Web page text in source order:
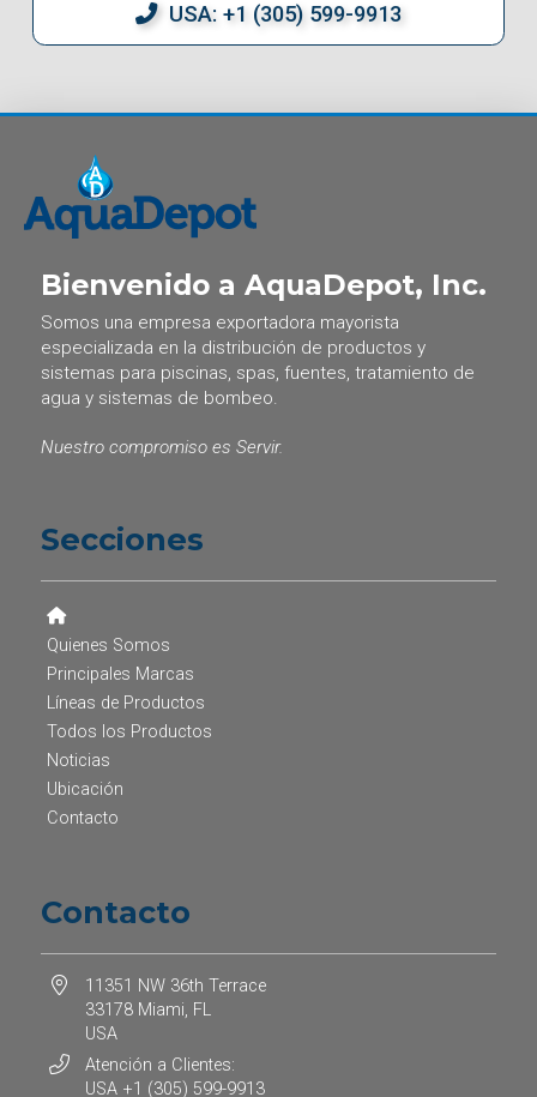
USA: +1 (305) 599-9913
Bienvenido a AquaDepot, Inc.
Somos una empresa exportadora mayorista
especializada en la distribución de productos y
sistemas para piscinas, spas, fuentes, tratamiento de
agua y sistemas de bombeo.
Nuestro compromiso es Servir.
Secciones
Quienes Somos
Principales Marcas
Líneas de Productos
Todos los Productos
Noticias
Ubicación
Contacto
Contacto
11351 NW 36th Terrace
33178 Miami, FL
USA
Atención a Clientes:
USA +1 (305) 599-9913